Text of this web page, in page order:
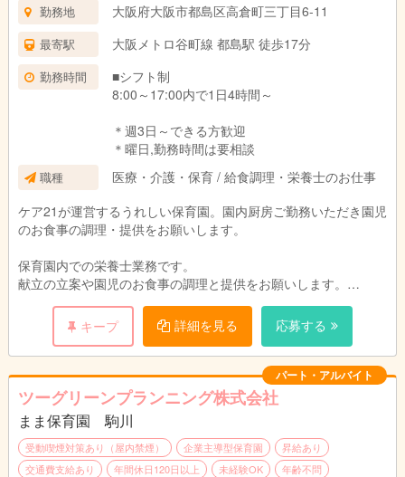
試用期間：3ヶ月(同条件)
勤務地 大阪府大阪市都島区高倉町三丁目6-11
最寄駅 大阪メトロ谷町線 都島駅 徒歩17分
勤務時間
■シフト制
8:00～17:00内で1日4時間～
＊週3日～できる方歓迎
＊曜日,勤務時間は要相談
職種
医療・介護・保育 / 給食調理・栄養士のお仕事
ケア21が運営するうれしい保育園。園内厨房ご勤務いただき園児
のお食事の調理・提供をお願いします。
保育園内での栄養士業務です。
献立の立案や園児のお食事の調理と提供をお願いします。
ご意見をすぐに料理に反映でき、
調理人としてスキルアップも期待でき
ます。
キープ 詳細を見る 応募する
パート・アルバイト
ツーグリーンプランニング株式会社
まま保育園 駒川
受動喫煙対策あり（屋内禁煙） 企業主導型保育園
昇給あり
交通費支給あり
年間休日120日以上 未経験OK 年齢不問